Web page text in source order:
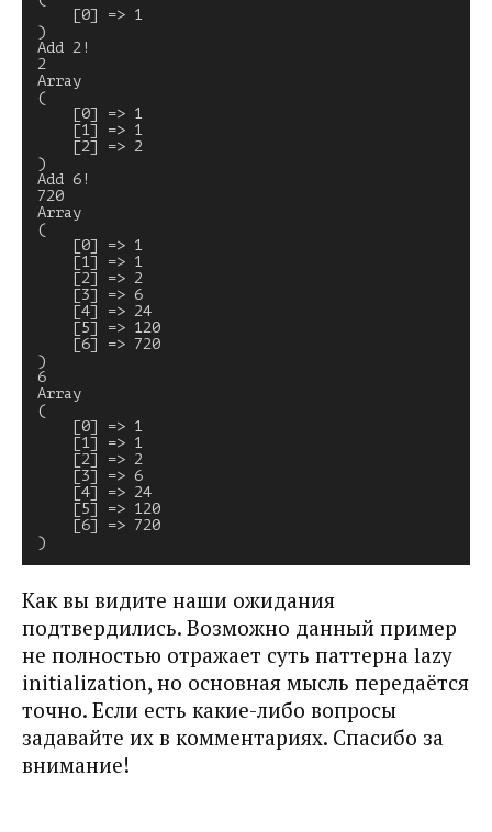
    [0] => 1
)
Add 2!
2
Array
(
    [0] => 1
    [1] => 1
    [2] => 2
)
Add 6!
720
Array
(
    [0] => 1
    [1] => 1
    [2] => 2
    [3] => 6
    [4] => 24
    [5] => 120
    [6] => 720
)
6
Array
(
    [0] => 1
    [1] => 1
    [2] => 2
    [3] => 6
    [4] => 24
    [5] => 120
    [6] => 720
Как вы видите наши ожидания
подтвердились. Возможно данный пример
не полностью отражает суть паттерна lazy
initialization, но основная мысль передаётся
точно. Если есть какие-либо вопросы
задавайте их в комментариях. Спасибо за
внимание!